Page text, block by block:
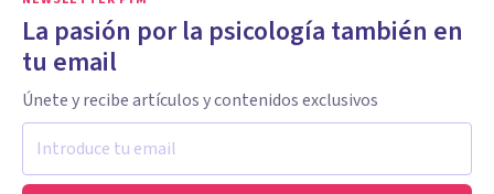
La pasión por la psicología también en
tu email
Únete y recibe artículos y contenidos exclusivos